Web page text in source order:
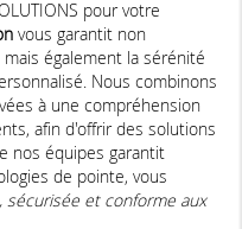
pour votre
vous garantit non
également la sérénité
Nous combinons
à une compréhension
afin d'offrir des solutions
nos équipes garantit
de pointe, vous
sécurisée et conforme aux